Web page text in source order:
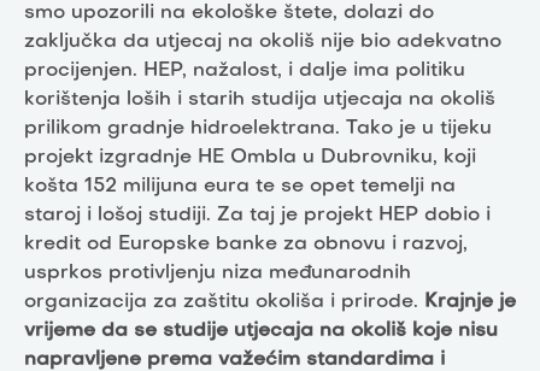
smo upozorili na ekološke štete, dolazi do
zaključka da utjecaj na okoliš nije bio adekvatno
procijenjen. HEP, nažalost, i dalje ima politiku
korištenja loših i starih studija utjecaja na okoliš
prilikom gradnje hidroelektrana. Tako je u tijeku
projekt izgradnje HE Ombla u Dubrovniku, koji
košta 152 milijuna eura te se opet temelji na
staroj i lošoj studiji. Za taj je projekt HEP dobio i
kredit od Europske banke za obnovu i razvoj,
usprkos protivljenju niza međunarodnih
organizacija za zaštitu okoliša i prirode. Krajnje je
vrijeme da se studije utjecaja na okoliš koje nisu
napravljene prema važećim standardima i